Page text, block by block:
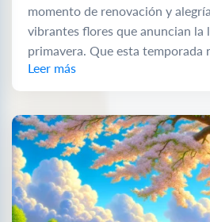
momento de renovación y
vibrantes flores que anuncian la
primavera. Que esta temporada
Leer más